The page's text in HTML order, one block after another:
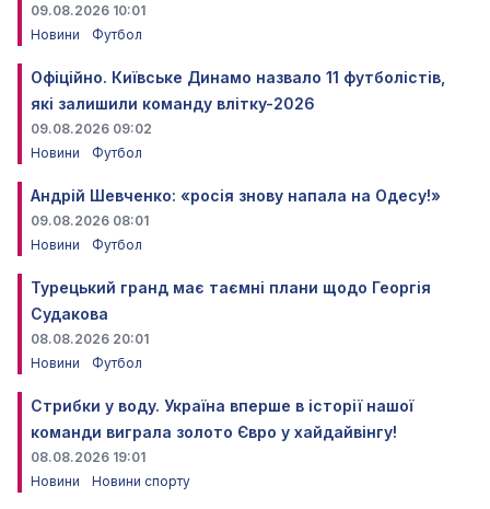
09.08.2026 10:01
Новини
Футбол
Офіційно. Київське Динамо назвало 11 футболістів,
які залишили команду влітку-2026
09.08.2026 09:02
Новини
Футбол
Андрій Шевченко: «росія знову напала на Одесу!»
09.08.2026 08:01
Новини
Футбол
Турецький гранд має таємні плани щодо Георгія
Судакова
08.08.2026 20:01
Новини
Футбол
Стрибки у воду. Україна вперше в історії нашої
команди виграла золото Євро у хайдайвінгу!
08.08.2026 19:01
Новини
Новини спорту